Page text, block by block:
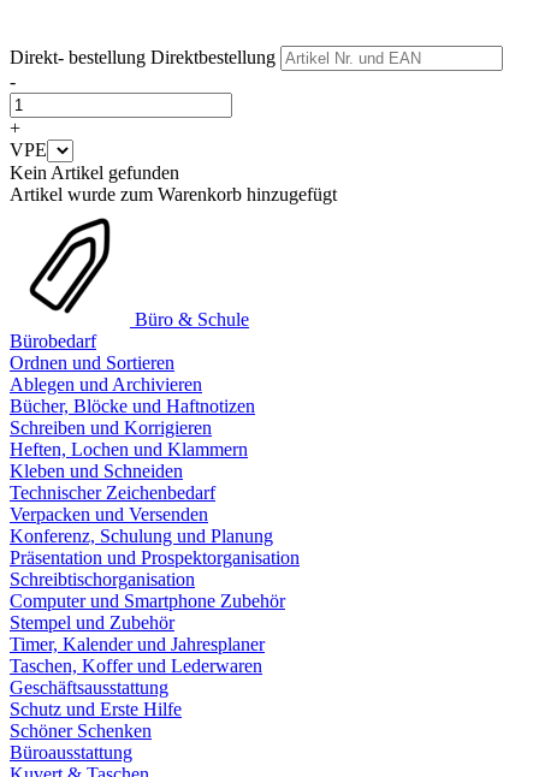
Direkt- bestellung Direktbestellung
-
+
VPE
Kein Artikel gefunden
Artikel wurde zum Warenkorb hinzugefügt
Büro & Schule
Bürobedarf
Ordnen und Sortieren
Ablegen und Archivieren
Bücher, Blöcke und Haftnotizen
Schreiben und Korrigieren
Heften, Lochen und Klammern
Kleben und Schneiden
Technischer Zeichenbedarf
Verpacken und Versenden
Konferenz, Schulung und Planung
Präsentation und Prospektorganisation
Schreibtischorganisation
Computer und Smartphone Zubehör
Stempel und Zubehör
Timer, Kalender und Jahresplaner
Taschen, Koffer und Lederwaren
Geschäftsausstattung
Schutz und Erste Hilfe
Schöner Schenken
Büroausstattung